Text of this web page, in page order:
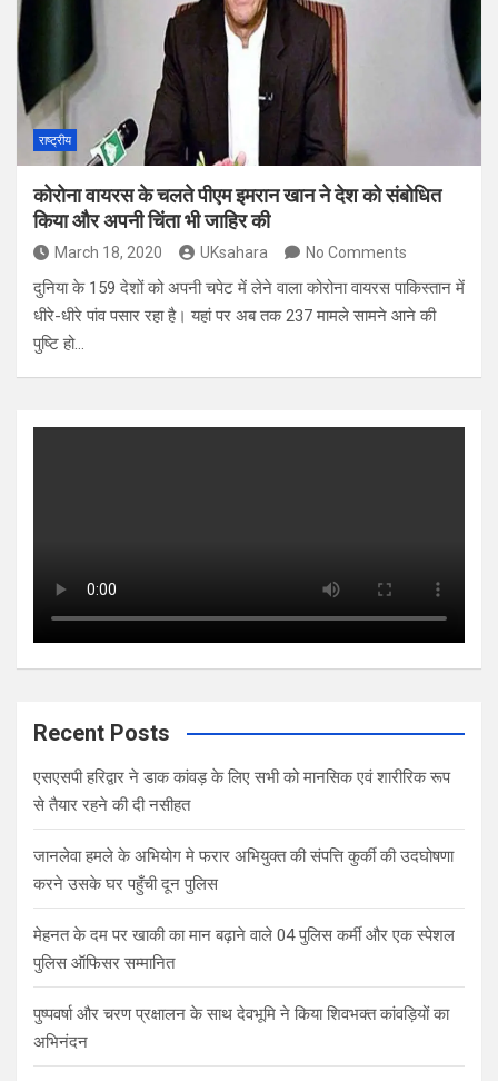
राष्ट्रीय
कोरोना वायरस के चलते पीएम इमरान खान ने देश को संबोधित
किया और अपनी चिंता भी जाहिर की
March 18, 2020 UKsahara No Comments
दुनिया के 159 देशों को अपनी चपेट में लेने वाला कोरोना वायरस पाकिस्‍तान में
धीरे-धीरे पांव पसार रहा है। यहां पर अब तक 237 मामले सामने आने की
पुष्टि हो…
Recent Posts
एसएसपी हरिद्वार ने डाक कांवड़ के लिए सभी को मानसिक एवं शारीरिक रूप
से तैयार रहने की दी नसीहत
जानलेवा हमले के अभियोग मे फरार अभियुक्त की संपत्ति कुर्की की उदघोषणा
करने उसके घर पहुँची दून पुलिस
मेहनत के दम पर खाकी का मान बढ़ाने वाले 04 पुलिस कर्मी और एक स्पेशल
पुलिस ऑफिसर सम्मानित
पुष्पवर्षा और चरण प्रक्षालन के साथ देवभूमि ने किया शिवभक्त कांवड़ियों का
अभिनंदन